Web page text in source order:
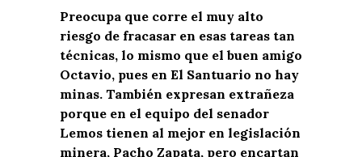
Preocupa que corre el muy alto
riesgo de fracasar en esas tareas tan
técnicas, lo mismo que el buen amigo
Octavio, pues en El Santuario no hay
minas. También expresan extrañeza
porque en el equipo del senador
Lemos tienen al mejor en legislación
minera, Pacho Zapata, pero encartan